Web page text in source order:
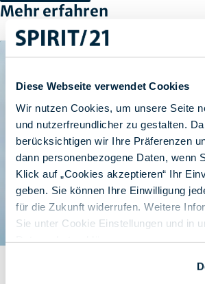
Diese Webseite verwendet Cookies
Wir nutzen Cookies, um unsere Seite
und nutzerfreundlicher zu gestalten.
berücksichtigen wir Ihre Präferenzen
dann personenbezogene Daten, wenn
Klick auf „Cookies akzeptieren“ Ihr
geben. Sie können Ihre Einwilligung
für die Zukunft widerrufen. Weitere
Sie unter Cookie Einstellungen und in
Mehr erfahren
Verlässlicher Betrieb, individuelle